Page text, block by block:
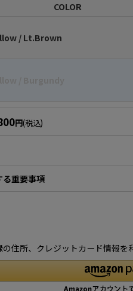
COLOR
/ Lt.Brown
円(税込)
る重要事項
住所、クレジットカード情報を